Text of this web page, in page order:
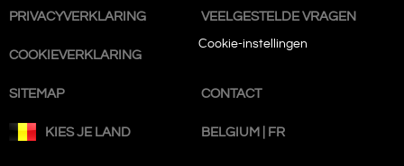
PRIVACYVERKLARING VEELGESTELDE VRAGEN
COOKIEVERKLARING
Cookie-instellingen
SITEMAP CONTACT
KIES JE LAND BELGIUM | FR